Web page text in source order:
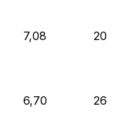
7,08 20
6,70 26